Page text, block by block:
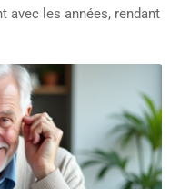
avec les années, rendant